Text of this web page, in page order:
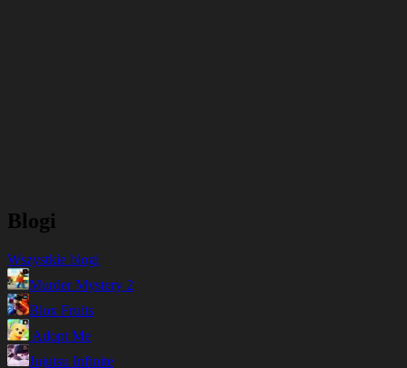
Blogi
Wszystkie blogi
Murder Mystery 2
Blox Fruits
Adopt Me
Jujutsu Infinite